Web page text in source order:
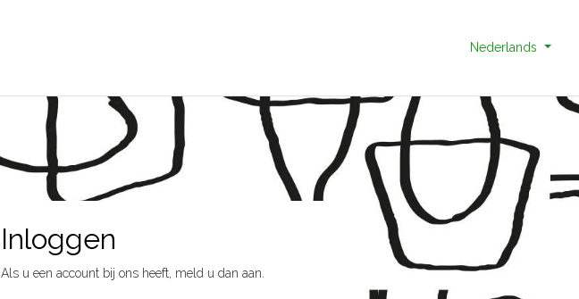
Nederlands
Inloggen
Als u een account bij ons heeft, meld u dan aan.